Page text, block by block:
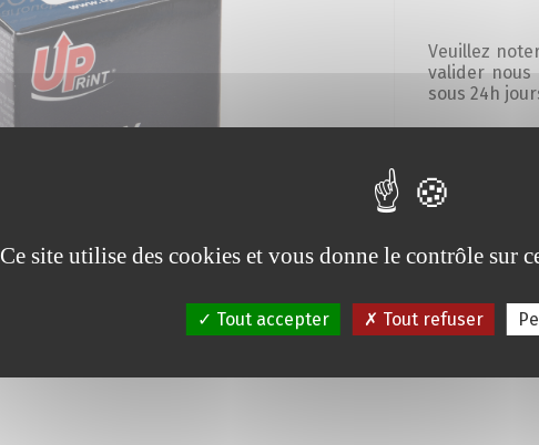
Veuillez
valider nous
sous 24h
Ce site utilise des cookies et vous donne le contrôle sur
Tout accepter Tout refuser